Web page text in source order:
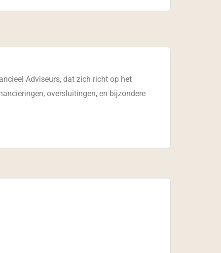
Adviseurs, dat zich richt op het
oversluitingen, en bijzondere